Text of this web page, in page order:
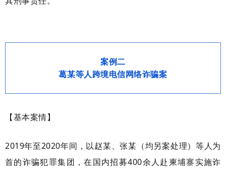
案例二
葛某等人跨境电信网络诈骗案
【基本案情】
2019年至2020年间，以赵某、张某（均另案处理）等人为
首的诈骗犯罪集团，在国内招募400余人赴柬埔寨实施诈